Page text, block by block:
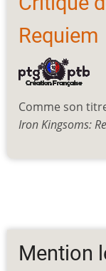
Requiem
Comme son
Iron Kingsoms:
Mention